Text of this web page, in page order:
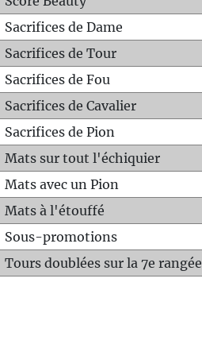
Sacrifices de Dame
Sacrifices de Tour
Sacrifices de Fou
Sacrifices de Cavalier
Sacrifices de Pion
Mats sur tout l'échiquier
Mats avec un Pion
Mats à l'étouffé
Sous-promotions
Tours doublées sur la 7e rangée